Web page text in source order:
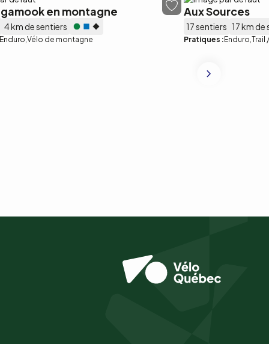
en montagne
4 km de sentiers
Enduro Vélo de montagne
Aux Sources
17 sentiers 17 km de
Pratiques : Enduro Trail